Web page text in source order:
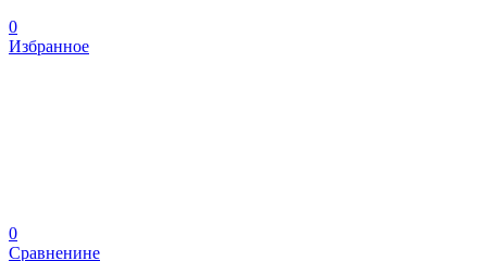
0
Избранное
0
Сравненине